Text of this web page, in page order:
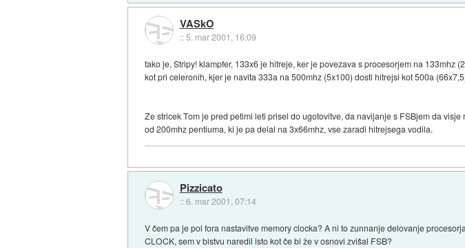
VASkO
::5. mar 2001, 16:09
tako je, Stripy! klampfer, 133x6 je hitreje, ker je povezava s procesorjem na
kot pri celeronih, kjer je navita 333a na 500mhz (5x100) dosti hitrejsi kot 500a
Ze stricek Tom je pred petimi leti prisel do ugotovitve, da navijanje s FSBjem da
od 200mhz pentiuma, ki je pa delal na 3x66mhz, vse zaradi hitrejsega vodila.
Pizzicato
::6. mar 2001, 07:14
V čem pa je pol fora nastavitve memory clocka? A ni to zunnanje delovanje
CLOCK, sem v bistvu naredil isto kot če bi že v osnovi zvišal FSB?